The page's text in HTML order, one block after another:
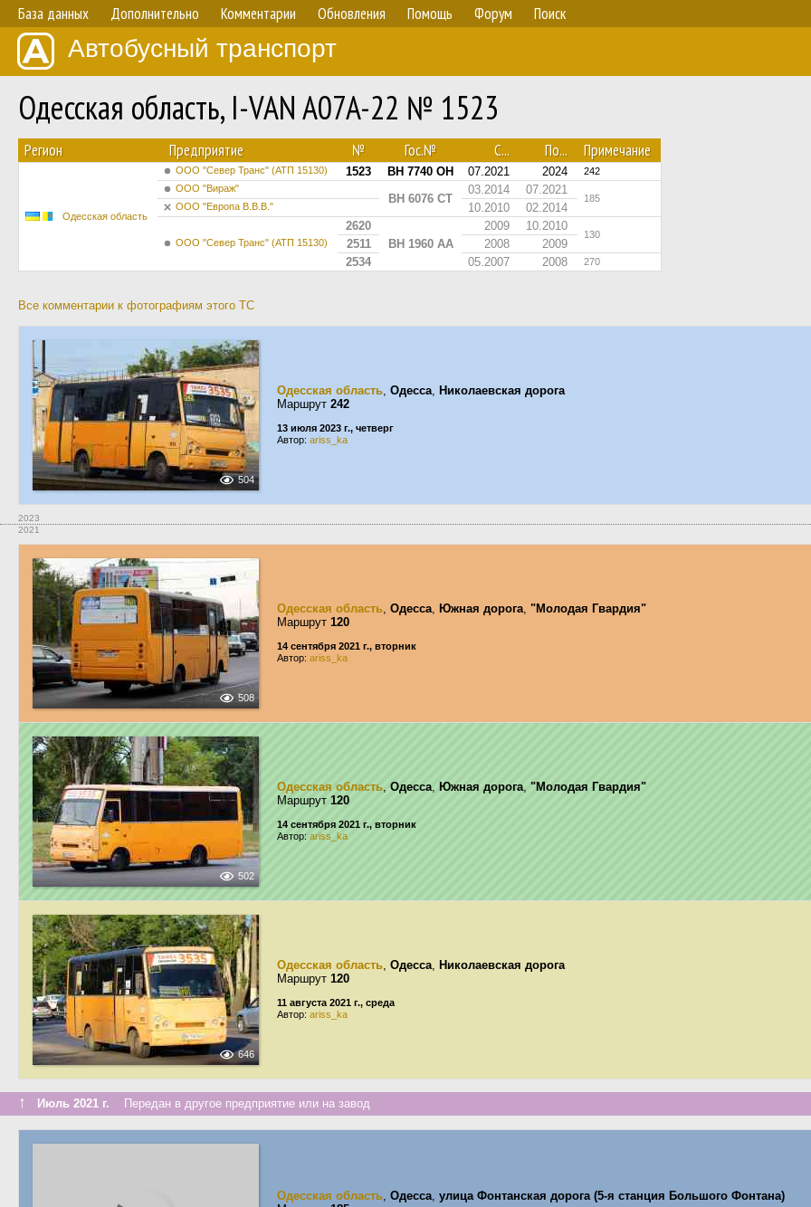
База данных Дополнительно Комментарии Обновления Помощь Форум Поиск
Автобусный транспорт
Одесская область, I-VAN A07A-22 № 1523
Регион Предприятие № Гос.№ С... По... Примечание
Одесская область
ООО "Север Транс" (АТП 15130) 1523 BH 7740 OH 07.2021 2024
242
ООО "Вираж"
BH 6076 CT
03.2014 07.2021
185
ООО "Европа В.В.В." 10.2010 02.2014
ООО "Север Транс" (АТП 15130)
2620
BH 1960 AA
2009 10.2010
130
2511 2008
2009
2534
05.2007 2008 270
Все комментарии к фотографиям этого ТС
504
Одесская область, Одесса, Николаевская дорога
Маршрут 242
13 июля 2023 г., четверг
Автор: ariss_ka
2023
2021
508
Одесская область, Одесса, Южная дорога, "Молодая Гвардия"
Маршрут 120
14 сентября 2021 г., вторник
Автор: ariss_ka
502
Одесская область, Одесса, Южная дорога, "Молодая Гвардия"
Маршрут 120
14 сентября 2021 г., вторник
Автор: ariss_ka
646
Одесская область, Одесса, Николаевская дорога
Маршрут 120
11 августа 2021 г., среда
Автор: ariss_ka
↑ Июль 2021 г. Передан в другое предприятие или на завод
Одесская область, Одесса, улица Фонтанская дорога (5-я станция Большого Фонтана)